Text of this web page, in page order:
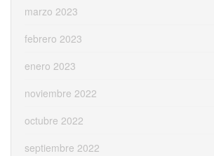
marzo 2023
febrero 2023
enero 2023
noviembre 2022
octubre 2022
septiembre 2022